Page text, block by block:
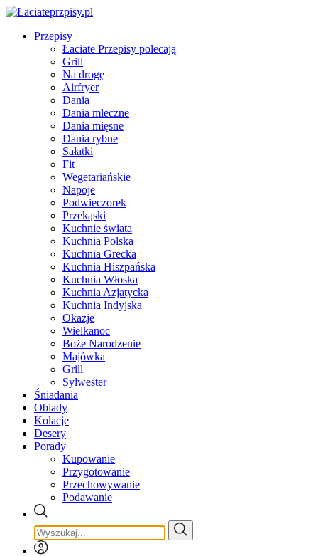
Przepisy
Łaciate Przepisy polecają
Grill
Na drogę
Airfryer
Dania
Dania mleczne
Dania mięsne
Dania rybne
Sałatki
Fit
Wegetariańskie
Napoje
Podwieczorek
Przekąski
Kuchnie świata
Kuchnia Polska
Kuchnia Grecka
Kuchnia Hiszpańska
Kuchnia Włoska
Kuchnia Azjatycka
Kuchnia Indyjska
Okazje
Wielkanoc
Boże Narodzenie
Majówka
Grill
Sylwester
Śniadania
Obiady
Kolacje
Desery
Porady
Kupowanie
Przygotowanie
Przechowywanie
Podawanie